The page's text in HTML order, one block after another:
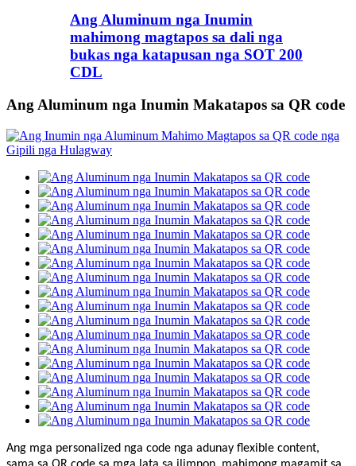
Ang Aluminum nga Inumin
mahimong magtapos sa dali nga
bukas nga katapusan nga SOT 200
CDL
Ang Aluminum nga Inumin Makatapos sa QR code
Ang mga personalized nga code nga adunay flexible content,